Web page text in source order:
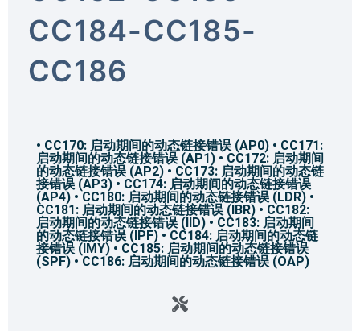
CC184-CC185-
CC186
• CC170: 启动期间的动态链接错误 (AP0) • CC171:
启动期间的动态链接错误 (AP1) • CC172: 启动期间
的动态链接错误 (AP2) • CC173: 启动期间的动态链
接错误 (AP3) • CC174: 启动期间的动态链接错误
(AP4) • CC180: 启动期间的动态链接错误 (LDR) •
CC181: 启动期间的动态链接错误 (IBR) • CC182:
启动期间的动态链接错误 (IID) • CC183: 启动期间
的动态链接错误 (IPF) • CC184: 启动期间的动态链
接错误 (IMY) • CC185: 启动期间的动态链接错误
(SPF) • CC186: 启动期间的动态链接错误 (OAP)